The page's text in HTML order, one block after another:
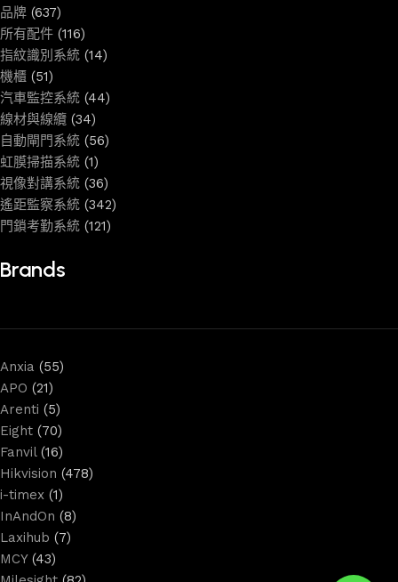
品牌 (637)
所有配件 (116)
指紋識別系統 (14)
機櫃 (51)
汽車監控系統 (44)
線材與線纜 (34)
自動閘門系統 (56)
虹膜掃描系統 (1)
視像對講系統 (36)
遙距監察系統 (342)
門鎖考勤系統 (121)
Brands
Anxia (55)
APO (21)
Arenti (5)
Eight (70)
Fanvil (16)
Hikvision (478)
i-timex (1)
InAndOn (8)
Laxihub (7)
MCY(43)